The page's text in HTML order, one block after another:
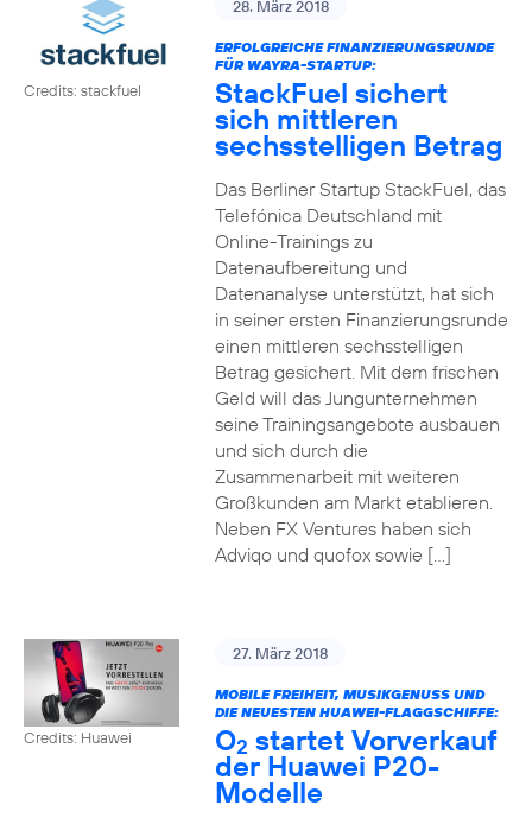
Credits: stackfuel
28. März 2018
ERFOLGREICHE FINANZIERUNGSRUNDE
FÜR WAYRA-STARTUP:
StackFuel sichert
sich mittleren
sechsstelligen Betrag
Das Berliner Startup StackFuel, das
Telefónica Deutschland mit
Online-Trainings zu
Datenaufbereitung und
Datenanalyse unterstützt, hat sich
in seiner ersten Finanzierungsrunde
einen mittleren sechsstelligen
Betrag gesichert. Mit dem frischen
Geld will das Jungunternehmen
seine Trainingsangebote ausbauen
und sich durch die
Zusammenarbeit mit weiteren
Großkunden am Markt etablieren.
Neben FX Ventures haben sich
Adviqo und quofox sowie […]
Credits: Huawei
27. März 2018
MOBILE FREIHEIT, MUSIKGENUSS UND
DIE NEUESTEN HUAWEI-FLAGGSCHIFFE:
O2 startet Vorverkauf
der Huawei P20-
Modelle